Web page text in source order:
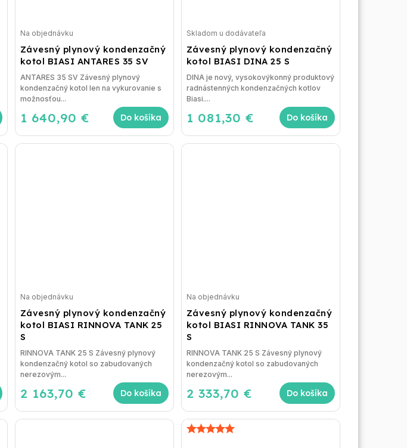
Závesný plynový kondenzačný
kotol BIASI ANTARES 35 SV
Na objednávku
1 640,90 € Do košíka
ANTARES 35 SV Závesný plynový
kondenzačný kotol len na vykurovanie s
možnosťou...
Závesný plynový kondenzačný
kotol BIASI DINA 25 S
Skladom u dodávateľa
1 081,30 € Do košíka
DINA je nový, vysokovýkonný produktový
radnástenných kondenzačných kotlov
Biasi....
Závesný plynový kondenzačný
kotol BIASI RINNOVA TANK 25
S
Na objednávku
2 163,70 € Do košíka
RINNOVA TANK 25 S Závesný plynový
kondenzačný kotol so zabudovaných
nerezovým...
Závesný plynový kondenzačný
kotol BIASI RINNOVA TANK 35
S
Na objednávku
2 333,70 € Do košíka
RINNOVA TANK 25 S Závesný plynový
kondenzačný kotol so zabudovaných
nerezovým...